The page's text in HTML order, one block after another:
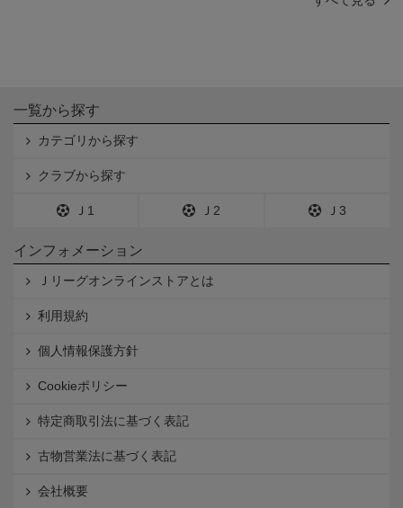
一覧から探す
カテゴリから探す
クラブから探す
Ｊ1 Ｊ2 Ｊ3
インフォメーション
Ｊリーグオンラインストアとは
利用規約
個人情報保護方針
Cookieポリシー
特定商取引法に基づく表記
古物営業法に基づく表記
会社概要